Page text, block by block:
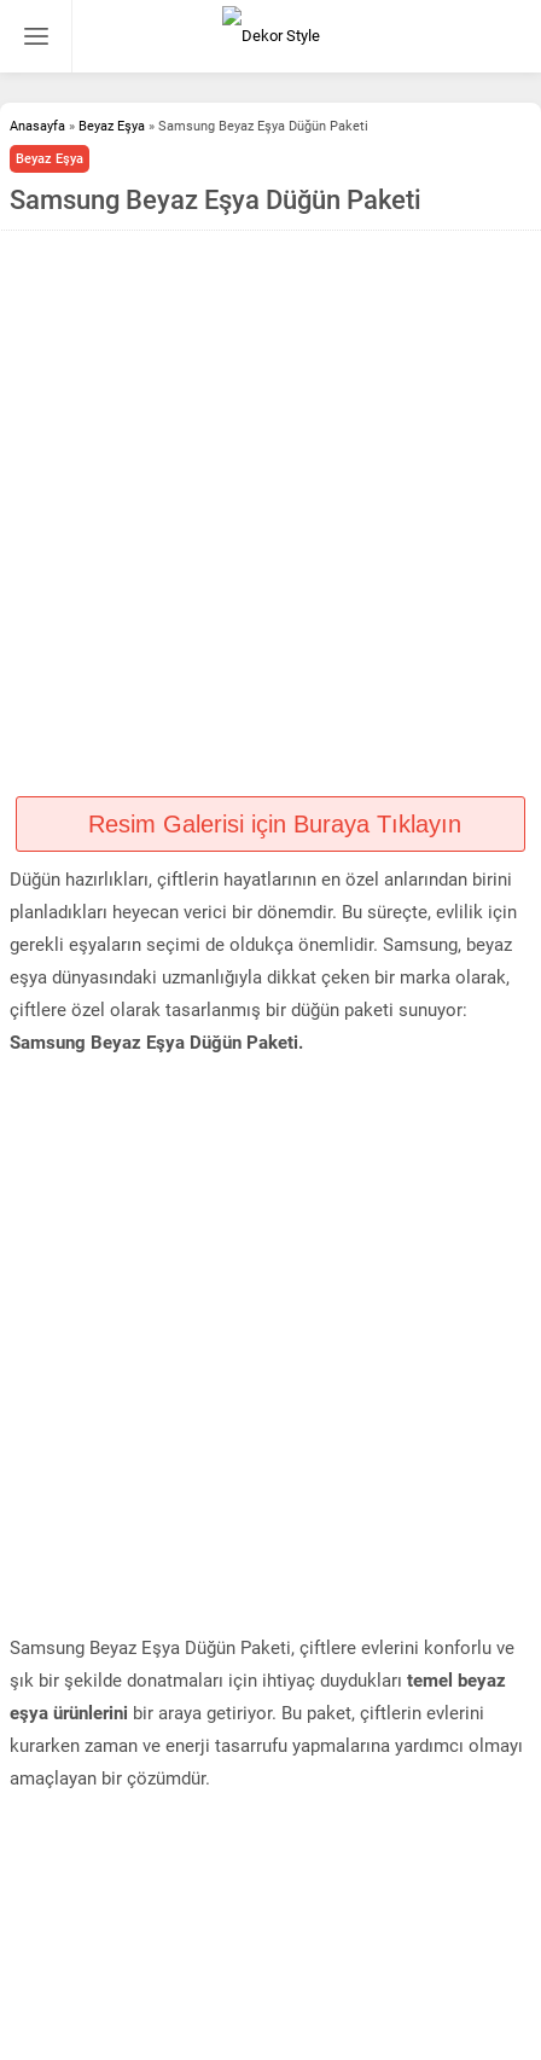
Anasayfa » Beyaz Eşya » Samsung Beyaz Eşya Düğün Paketi
Beyaz Eşya
Samsung Beyaz Eşya Düğün Paketi
Resim Galerisi için Buraya Tıklayın
Düğün hazırlıkları, çiftlerin hayatlarının en özel anlarından birini
planladıkları heyecan verici bir dönemdir. Bu süreçte, evlilik için
gerekli eşyaların seçimi de oldukça önemlidir. Samsung, beyaz
eşya dünyasındaki uzmanlığıyla dikkat çeken bir marka olarak,
çiftlere özel olarak tasarlanmış bir düğün paketi sunuyor:
Samsung Beyaz Eşya Düğün Paketi.
Samsung Beyaz Eşya Düğün Paketi, çiftlere evlerini konforlu ve
şık bir şekilde donatmaları için ihtiyaç duydukları temel beyaz
eşya ürünlerini bir araya getiriyor. Bu paket, çiftlerin evlerini
kurarken zaman ve enerji tasarrufu yapmalarına yardımcı olmayı
amaçlayan bir çözümdür.